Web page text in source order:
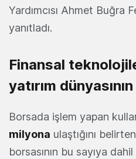
Yardımcısı Ahmet Buğra
yanıtladı.
Finansal
yatırım
Borsada işlem yapan
milyona ulaştığını
borsasının bu sayıya dahil